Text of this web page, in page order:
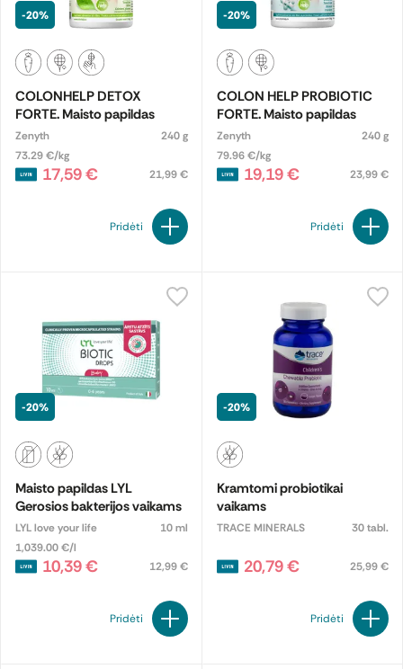
-20%
COLONHELP DETOX
FORTE. Maisto papildas
Zenyth
240 g
73.29 €/kg
17,59 € 21,99 €
Pridėti
-20%
COLON HELP PROBIOTIC
FORTE. Maisto papildas
Zenyth
240 g
79.96 €/kg
19,19 € 23,99 €
Pridėti
-20%
Maisto papildas LYL
Gerosios bakterijos vaikams
LYL love your life
10 ml
1,039.00 €/l
10,39 € 12,99 €
Pridėti
-20%
Kramtomi probiotikai
vaikams
TRACE MINERALS 30 tabl.
20,79 € 25,99 €
Pridėti